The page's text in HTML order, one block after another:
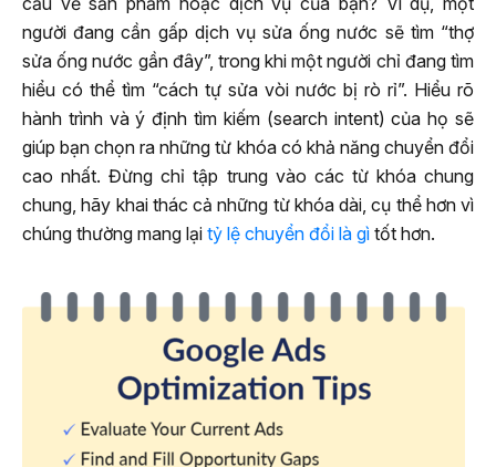
người đang cần gấp dịch vụ sửa ống nước sẽ tìm “thợ
sửa ống nước gần đây”, trong khi một người chỉ đang tìm
hiểu có thể tìm “cách tự sửa vòi nước bị rò rỉ”. Hiểu rõ
hành trình và ý định tìm kiếm (search intent) của họ sẽ
giúp bạn chọn ra những từ khóa có khả năng chuyển đổi
cao nhất. Đừng chỉ tập trung vào các từ khóa chung
chung, hãy khai thác cả những từ khóa dài, cụ thể hơn vì
chúng thường mang lại tỷ lệ chuyển đổi là gì tốt hơn.